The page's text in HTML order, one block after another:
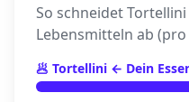
So schneidetTortellini
Lebensmitteln ab
🥟 Tortellini ← Dein